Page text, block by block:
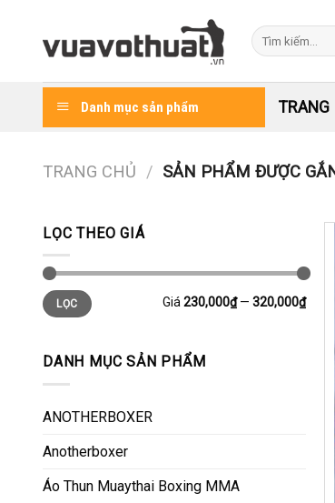
content
Tìm
kiếm:
Danh mục sản phẩm TRANG
TRANG CHỦ / SẢN PHẨM ĐƯỢC
LỌC THEO GIÁ
Giá
thấp
nhất
Giá
cao
nhất
LỌC Giá230,000₫— 320,000₫
DANH MỤC SẢN PHẨM
ANOTHERBOXER
Anotherboxer
Áo Thun Muaythai Boxing MMA